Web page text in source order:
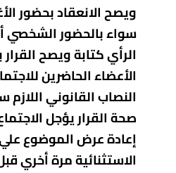
ويصح الانعقاد بحضور
سواء بالحضور الشخصي أو
الرأي كتابة ويصح
الأعضاء الحاضرين
النصاب القانوني
صحة القرار يؤجل
إعادة عرض الموضوع
الاستثنائية مرة أخري